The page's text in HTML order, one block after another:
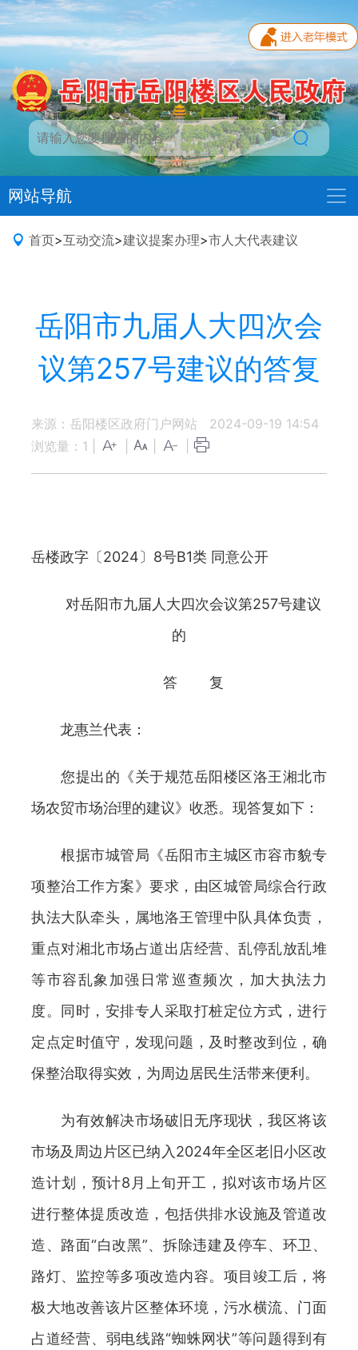
网站导航
首页>互动交流>建议提案办理>市人大代表建议
岳阳市九届人大四次会
议第257号建议的答复
来源：岳阳楼区政府门户网站
2024-09-19 14:54
浏览量： 1
岳楼政字〔2024〕8号B1类 同意公开
对岳阳市九届人大四次会议第257号建议
的
答 复
龙惠兰代表：
您提出的《关于规范岳阳楼区洛王湘北市
场农贸市场治理的建议》收悉。现答复如下：
根据市城管局《岳阳市主城区市容市貌专
项整治工作方案》要求，由区城管局综合行政
执法大队牵头，属地洛王管理中队具体负责，
重点对湘北市场占道出店经营、乱停乱放乱堆
等市容乱象加强日常巡查频次，加大执法力
度。同时，安排专人采取打桩定位方式，进行
定点定时值守，发现问题，及时整改到位，确
保整治取得实效，为周边居民生活带来便利。
为有效解决市场破旧无序现状，我区将该
市场及周边片区已纳入2024年全区老旧小区改
造计划，预计8月上旬开工，拟对该市场片区
进行整体提质改造，包括供排水设施及管道改
造、路面“白改黑”、拆除违建及停车、环卫、
路灯、监控等多项改造内容。项目竣工后，将
极大地改善该片区整体环境，污水横流、门面
占道经营、弱电线路“蜘蛛网状”等问题得到有